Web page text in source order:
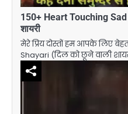
150+ Heart Touching Sad
शायरी
मेरे प्रिय दोस्तों हम आपके लिए
Shayari (दिल को छूने वाली